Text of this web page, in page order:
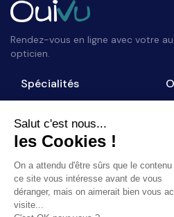
Rendez-vous en ligne avec votre
opticien.
Spécialités
Opticiens
Audioprothésistes
Suivez-nous
Salut c'est nous...
les Cookies !
On a attendu d'être sûrs que le contenu
ce site vous intéresse avant de vous
déranger, mais on aimerait bien vous
visite...